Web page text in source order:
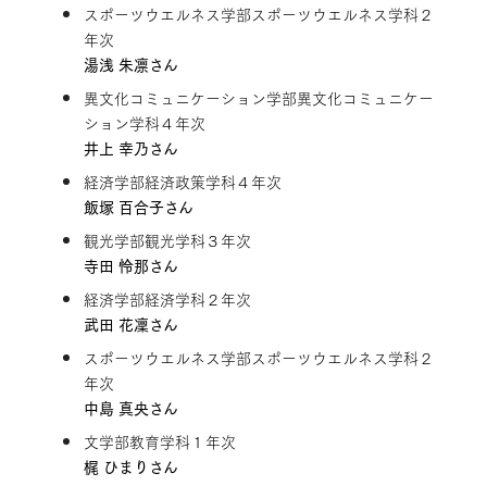
スポーツウエルネス学部スポーツウエルネス学科２
年次
湯浅 朱凛さん
異文化コミュニケーション学部異文化コミュニケー
ション学科４年次
井上 幸乃さん
経済学部経済政策学科４年次
飯塚 百合子さん
観光学部観光学科３年次
寺田 怜那さん
経済学部経済学科２年次
武田 花凜さん
スポーツウエルネス学部スポーツウエルネス学科２
年次
中島 真央さん
文学部教育学科１年次
梶 ひまりさん